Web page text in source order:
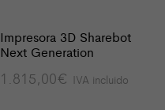
Impresora 3D Sharebot
Next Generation
1.815,00€ IVA incluido